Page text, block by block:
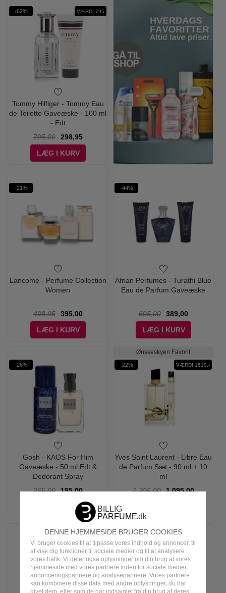
DENNE HJEMMESIDE BRUGER COOKIES
Vi bruger cookies til at tilpasse vores indhold og annoncer, til
at vise dig funktioner til sociale medier og til at analysere
vores trafik. Vi deler også oplysninger om din brug af vores
hjemmeside med vores partnere inden for sociale medier,
annonceringspartnere og analysepartnere. Vores partnere
kan kombinere disse data med andre oplysninger, du har
givet dem, eller som de har indsamlet fra din brug af deres
-62% VÆRDI 795
Tommy Hilfiger - Tommy Eau
de Toilette Gaveæske - 100 ml
- Edt
795,00
298,95
LÆG I KURV
-21%
Lancome - Perfume Collection
Women
498,95
395,00
LÆG I KURV
-44%
Afnan Perfumes - Turathi Blue
Eau de Parfum Gaveæske
695,00
389,00
LÆG I KURV
-26%
Gosh - KAOS For Him
Gaveæske - 50 ml Edt &
Dedorant Spray
265,00
195,00
LÆG I KURV
Ønskeskyen Favorit
-22% VÆRDI 1510,-
Yves Saint Laurent - Libre Eau
de Parfum Sæt - 90 ml + 10
ml
1.395,00
1.095,00
-28%